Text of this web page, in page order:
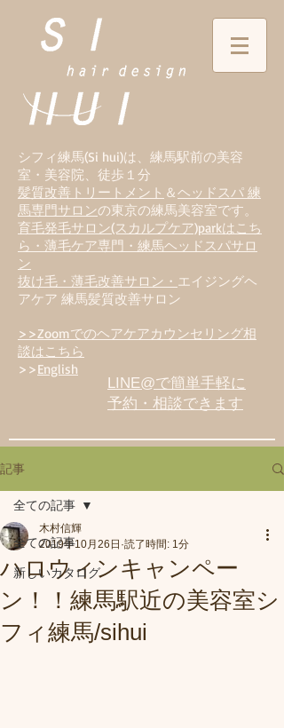
シフィ練馬(Si hui)は、 練馬駅前の美容
室・美容院、徒歩１分
髪質改善トリートメント ＆ヘッドスパ 練
馬専門サロンの東京の練馬美容室です。
育毛発毛サロン(スカルプケア)parkはこち
ら・薄毛ケア専門・練馬ヘッドスパサロ
ン
抜け毛・薄毛改善サロン・ エイジングヘ
アケア 練馬髪質改善サロン
>>Zoomでのヘアケアカウンセリング相
談はこちら
>>English
LINE@で簡単手軽に
予約・相談できます
記事
全ての記事
新しいカタログ
全ての記事
ハロウィンキャンペー
ン！！練馬駅近の美容室シ
フィ練馬/sihui
木村信輝
2019年10月26日 読了時間: 1分